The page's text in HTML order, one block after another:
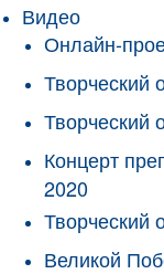
Видео
Онлайн-
Творческий
Концерт
2020
Творческий
Великой